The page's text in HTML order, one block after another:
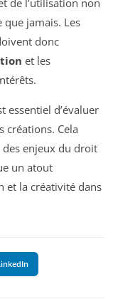
jamais. Les
donc
et les
essentiel d’évaluer
créations. Cela
enjeux du droit
un atout
et la créativité dans